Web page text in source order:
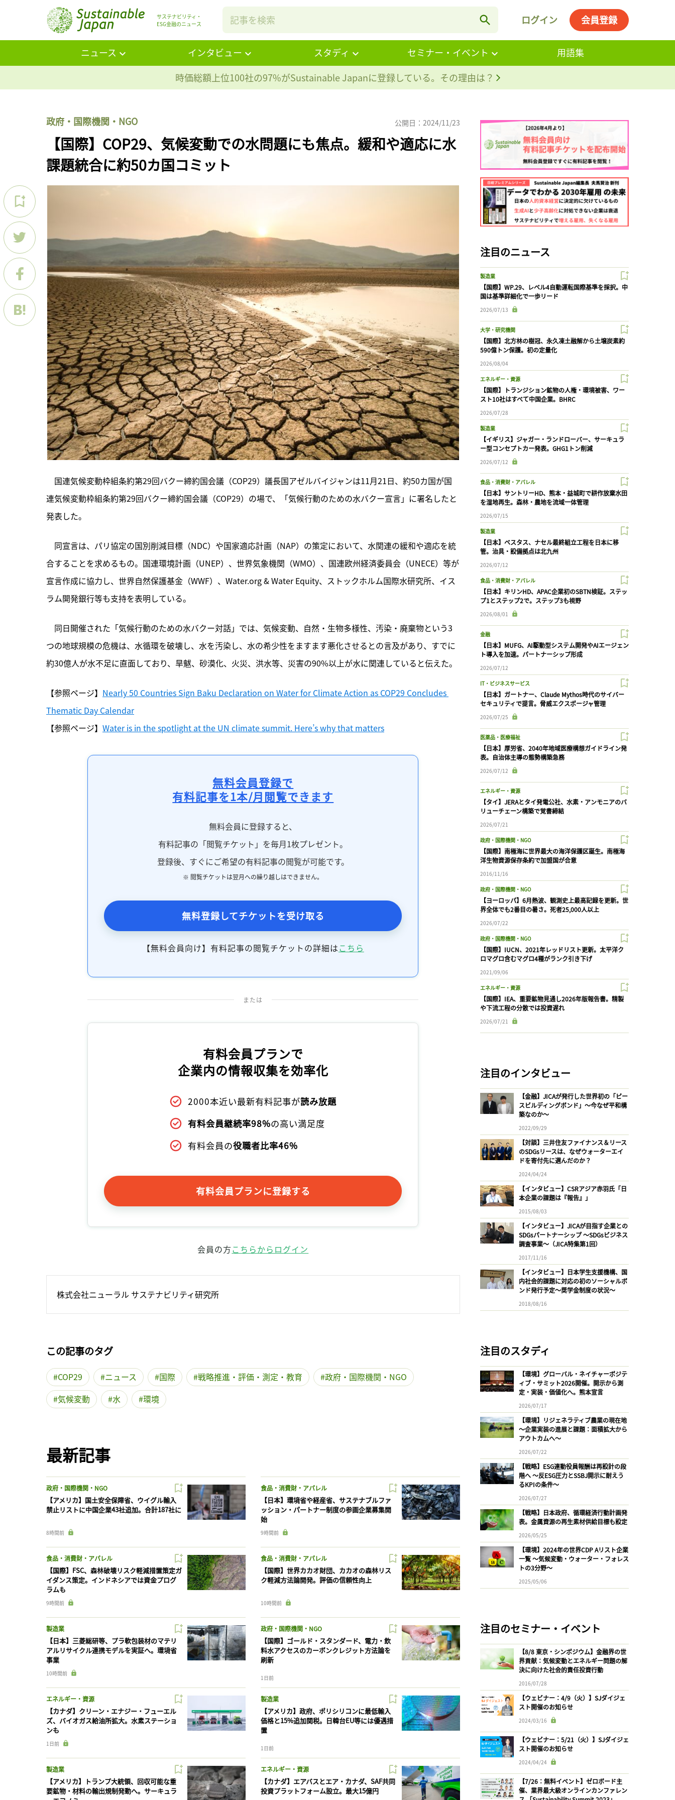
サステナビリティ・
ESG金融のニュース
ログイン 会員登録
ニュース インタビュー スタディ セミナー・イベント
用語集
時価総額上位100社の97%がSustainable Japanに登録している。その理由は？
政府・国際機関・NGO 公開日：2024/11/23
【国際】COP29、気候変動での水問題にも焦点。緩和や適応に水
課題統合に約50カ国コミット
国連気候変動枠組条約第29回バクー締約国会議（COP29）議長国アゼルバイジャンは11月21日、約50カ国が国
連気候変動枠組条約第29回バクー締約国会議（COP29）の場で、「気候行動のための水バクー宣言」に署名したと
発表した。
同宣言は、パリ協定の国別削減目標（NDC）や国家適応計画（NAP）の策定において、水関連の緩和や適応を統
合することを求めるもの。国連環境計画（UNEP）、世界気象機関（WMO）、国連欧州経済委員会（UNECE）等が
宣言作成に協力し、世界自然保護基金（WWF）、Water.org & Water Equity、ストックホルム国際水研究所、イス
ラム開発銀行等も支持を表明している。
同日開催された「気候行動のための水バクー対話」では、気候変動、自然・生物多様性、汚染・廃棄物という3
つの地球規模の危機は、水循環を破壊し、水を汚染し、水の希少性をますます悪化させるとの言及があり、すでに
約30億人が水不足に直面しており、旱魃、砂漠化、火災、洪水等、災害の90%以上が水に関連していると伝えた。
【参照ページ】 Nearly 50 Countries Sign Baku Declaration on Water for Climate Action as COP29 Concludes
Thematic Day Calendar
【参照ページ】 Water is in the spotlight at the UN climate summit. Here’s why that matters
無料会員登録で
有料記事を1本/月閲覧できます
無料会員に登録すると、
有料記事の「閲覧チケット」を毎月1枚プレゼント。
登録後、すぐにご希望の有料記事の閲覧が可能です。
※ 閲覧チケットは翌月への繰り越しはできません。
無料登録してチケットを受け取る
【無料会員向け】有料記事の閲覧チケットの詳細はこちら
または
有料会員プランで
企業内の情報収集を効率化
2000本近い最新有料記事が読み放題
有料会員継続率98%の高い満足度
有料会員の役職者比率46%
有料会員プランに登録する
会員の方こちらからログイン
株式会社ニューラル サステナビリティ研究所
この記事のタグ
COP29 ニュース 国際 戦略推進・評価・測定・教育
政府・国際機関・NGO
気候変動
水 環境
最新記事
政府・国際機関・NGO
【アメリカ】国土安全保障省、ウイグル輸入
禁止リストに中国企業43社追加。合計187社に
8時間前
食品・消費財・アパレル
【日本】環境省や経産省、サステナブルファ
ッション・パートナー制度の参画企業募集開
始
9時間前
食品・消費財・アパレル
【国際】FSC、森林破壊リスク軽減措置策定ガ
イダンス策定。インドネシアでは資金プログ
ラムも
9時間前
食品・消費財・アパレル
【国際】世界カカオ財団、カカオの森林リス
ク軽減方法論開発。評価の信頼性向上
10時間前
製造業
【日本】三菱総研等、プラ軟包装材のマテリ
アルリサイクル連携モデルを実証へ。環境省
事業
10時間前
政府・国際機関・NGO
【国際】ゴールド・スタンダード、電力・飲
料水アクセスのカーボンクレジット方法論を
刷新
1日前
エネルギー・資源
【カナダ】クリーン・エナジー・フューエル
ズ、バイオガス給油所拡大。水素ステーショ
ンも
1日前
製造業
【アメリカ】政府、ポリシリコンに最低輸入
価格と15%追加関税。日韓台EU等には優遇措
置
1日前
製造業
【アメリカ】トランプ大統領、回収可能な重
要鉱物・材料の輸出規制発動へ。サーキュラ
エネルギー・資源
【カナダ】エアバスとエア・カナダ、SAF共同
投資プラットフォーム設立。最大15億円
注目のニュース
製造業
【国際】WP.29、レベル4自動運転国際基準を採択。中
国は基準詳細化で一歩リード
2026/07/13
大学・研究機関
【国際】北方林の樹冠、永久凍土融解から土壌炭素約
590億トン保護。初の定量化
2026/08/04
エネルギー・資源
【国際】トランジション鉱物の人権・環境被害、ワー
スト10社はすべて中国企業。BHRC
2026/07/28
製造業
【イギリス】ジャガー・ランドローバー、サーキュラ
ー型コンセプトカー発表。GHG1トン削減
2026/07/12
食品・消費財・アパレル
【日本】サントリーHD、熊本・益城町で耕作放棄水田
を湿地再生。森林・農地を流域一体管理
2026/07/15
製造業
【日本】ベスタス、ナセル最終組立工程を日本に移
管。治具・設備拠点は北九州
2026/07/12
食品・消費財・アパレル
【日本】キリンHD、APAC企業初のSBTN検証。ステッ
プ1とステップ2で。ステップ3も視野
2026/08/01
金融
【日本】MUFG、AI駆動型システム開発やAIエージェン
ト導入を加速。パートナーシップ形成
2026/07/12
IT・ビジネスサービス
【日本】ガートナー、Claude Mythos時代のサイバー
セキュリティで提言。脅威エクスポージャ管理
2026/07/25
医薬品・医療福祉
【日本】厚労省、2040年地域医療構想ガイドライン発
表。自治体主導の態勢構築急務
2026/07/12
エネルギー・資源
【タイ】JERAとタイ発電公社、水素・アンモニアのバ
リューチェーン構築で覚書締結
2026/07/21
政府・国際機関・NGO
【国際】南極海に世界最大の海洋保護区誕生。南極海
洋生物資源保存条約で加盟国が合意
2016/11/16
政府・国際機関・NGO
【ヨーロッパ】6月熱波、観測史上最高記録を更新。世
界全体でも2番目の暑さ。死者25,000人以上
2026/07/22
政府・国際機関・NGO
【国際】IUCN、2021年レッドリスト更新。太平洋ク
ロマグロ含むマグロ4種がランク引き下げ
2021/09/06
エネルギー・資源
【国際】IEA、重要鉱物見通し2026年版報告書。精製
や下流工程の分散では投資遅れ
2026/07/21
注目のインタビュー
【金融】JICAが発行した世界初の「ピー
スビルディングボンド」〜今なぜ平和構
築なのか〜
2022/09/29
【対談】三井住友ファイナンス＆リース
のSDGsリースは、なぜウォーターエイ
ドを寄付先に選んだのか？
2024/04/24
【インタビュー】CSRアジア赤羽氏「日
本企業の課題は『報告』」
2015/08/03
【インタビュー】JICAが目指す企業との
SDGsパートナーシップ 〜SDGsビジネス
調査事業〜（JICA特集第1回）
2017/11/16
【インタビュー】日本学生支援機構、国
内社会的課題に対応の初のソーシャルボ
ンド発行予定〜奨学金制度の状況〜
2018/08/16
注目のスタディ
【環境】グローバル・ネイチャーポジテ
ィブ・サミット2026開催。開示から測
定・実装・価値化へ。熊本宣言
2026/07/17
【環境】リジェネラティブ農業の現在地
〜企業実装の進展と課題：面積拡大から
アウトカムへ〜
2026/07/22
【戦略】ESG連動役員報酬は再設計の段
階へ 〜反ESG圧力とSSBJ開示に耐えう
るKPIの条件〜
2026/07/27
【戦略】日本政府、循環経済行動計画発
表。金属資源の再生素材供給目標も設定
2026/05/25
【環境】2024年の世界CDP Aリスト企業
一覧 〜気候変動・ウォーター・フォレス
トの3分野〜
2025/05/06
注目のセミナー・イベント
【8/8 東京・シンポジウム】金融界の世
界貢献：気候変動とエネルギー問題の解
決に向けた社会的責任投資行動
2016/07/28
【ウェビナー：4/9（火）】SJダイジェ
スト開催のお知らせ
2024/03/16
【ウェビナー：5/21（火）】SJダイジェ
スト開催のお知らせ
2024/04/24
【7/26：無料イベント】ゼロボード主
催、業界最大級オンラインカンファレン
記事をお気に入りに保存するには
ログインが必要です
ログイン 会員登録